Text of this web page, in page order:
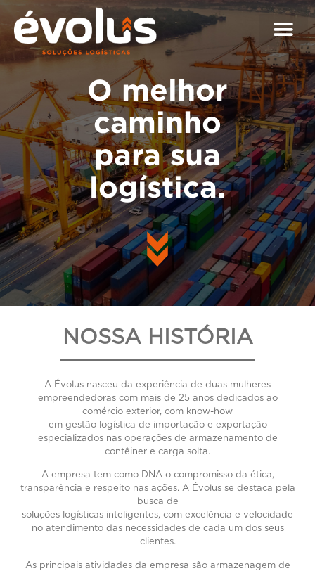
O melhor
caminho
para sua
logística.
NOSSA HISTÓRIA
A Évolus nasceu da experiência de duas mulheres
empreendedoras com mais de 25 anos dedicados ao
comércio exterior, com know-how
em gestão logística de importação e exportação
especializados nas operações de armazenamento de
contêiner e carga solta.
A empresa tem como DNA o compromisso da ética,
transparência e respeito nas ações. A Évolus se destaca pela
busca de
soluções logísticas inteligentes, com excelência e velocidade
no atendimento das necessidades de cada um dos seus
clientes.
As principais atividades da empresa são armazenagem de